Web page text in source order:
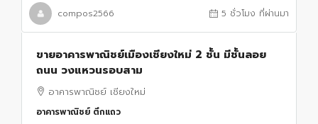
compos2566 5 ชั่วโมง ที่ผ่านมา
ขายอาคารพาณิชย์เมืองเชียงใหม่ 2 ชั้น มีชั้นลอย
ถนน วงแหวนรอบสาม
อาคารพาณิชย์ เชียงใหม่
อาคารพาณิชย์ ตึกแถว